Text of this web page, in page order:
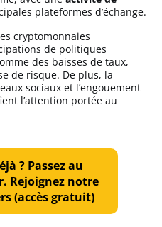
plateformes d’échange.
cryptomonnaies
de politiques
des baisses de taux,
de risque. De plus, la
sociaux et l’engouement
l’attention portée au
? Passez au
Rejoignez notre
(accès gratuit)